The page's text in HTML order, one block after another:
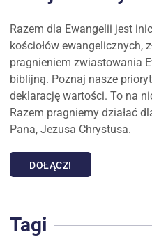
Razem dla Ewangelii jest
kościołów ewangelicznych,
pragnieniem zwiastowania
biblijną. Poznaj nasze
deklarację wartości. To na
Razem pragniemy działać
Pana, Jezusa Chrystusa.
DOŁĄCZ!
Tagi